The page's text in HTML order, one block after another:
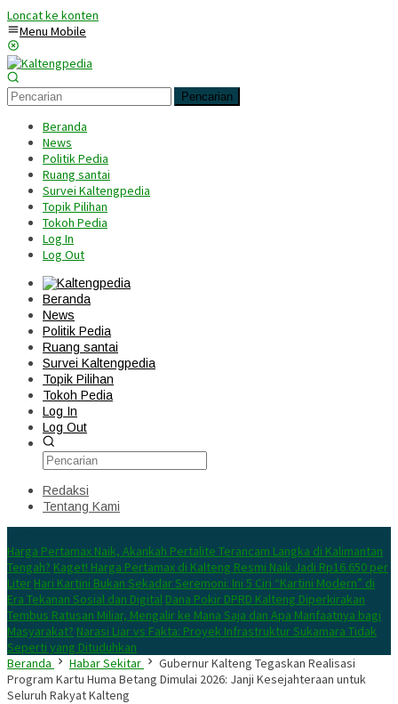
Loncat ke konten
Menu Mobile
Pencarian
Beranda
News
Politik Pedia
Ruang santai
Survei Kaltengpedia
Topik Pilihan
Tokoh Pedia
Log In
Log Out
Beranda
News
Politik Pedia
Ruang santai
Survei Kaltengpedia
Topik Pilihan
Tokoh Pedia
Log In
Log Out
Redaksi
Tentang Kami
Harga Pertamax Naik, Akankah Pertalite Terancam Langka di Kalimantan
Tengah? Kaget! Harga Pertamax di Kalteng Resmi Naik Jadi Rp16.650 per
Liter Hari Kartini Bukan Sekadar Seremoni: Ini 5 Ciri “Kartini Modern” di
Era Tekanan Sosial dan Digital Dana Pokir DPRD Kalteng Diperkirakan
Tembus Ratusan Miliar, Mengalir ke Mana Saja dan Apa Manfaatnya bagi
Masyarakat? Narasi Liar vs Fakta: Proyek Infrastruktur Sukamara Tidak
Seperti yang Dituduhkan
Beranda
Habar Sekitar
Gubernur Kalteng Tegaskan Realisasi
Program Kartu Huma Betang Dimulai 2026: Janji Kesejahteraan untuk
Seluruh Rakyat Kalteng